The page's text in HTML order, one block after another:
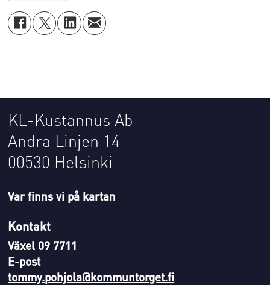
KL-Kustannus Ab
Andra Linjen 14
00530 Helsinki
Var finns vi på kartan
Kontakt
Växel 09 7711
E-post
tommy.pohjola@kommuntorget.fi